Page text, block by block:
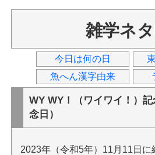
雑学ネ
今日は何の日
魚へん漢字由来
WY WY！（ワイワイ！）
念日）
2023年（令和5年）11月11日に